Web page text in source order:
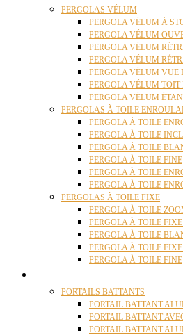
PERGOLAS VÉLUM
PERGOLA VÉLUM À
PERGOLA VÉLUM
PERGOLA VÉLUM
PERGOLA VÉLUM
PERGOLA VÉLUM VUE
PERGOLA VÉLUM TOIT
PERGOLA VÉLUM
PERGOLAS À TOILE
PERGOLA À TOILE
PERGOLA À TOILE
PERGOLA À TOILE
PERGOLA À TOILE FINE
PERGOLA À TOILE
PERGOLA À TOILE
PERGOLAS À TOILE FIXE
PERGOLA À TOILE
PERGOLA À TOILE
PERGOLA À TOILE
PERGOLA À TOILE
PERGOLA À TOILE FINE
PORTAILS BATTANTS
PORTAIL BATTANT
PORTAIL BATTANT
PORTAIL BATTANT